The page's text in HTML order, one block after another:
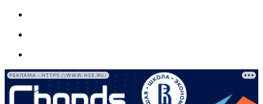
РЕКЛАМА • HTTPS://WWW.HSE.RU/